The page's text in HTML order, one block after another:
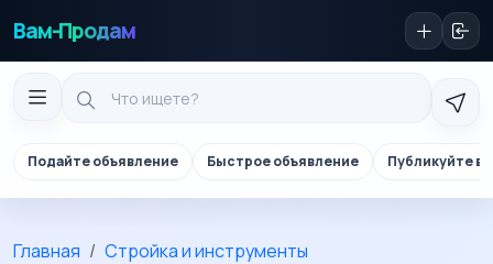
Вам-Продам
Подайте объявление Быстрое объявление Публикуйте в
Главная
Стройка и инструменты